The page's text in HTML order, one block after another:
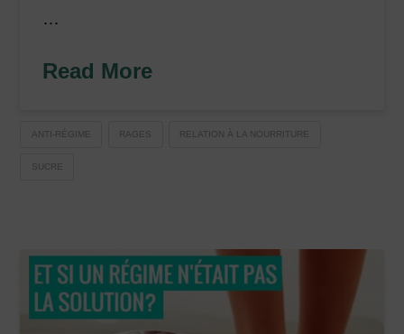
…
Read More
ANTI-RÉGIME RAGES RELATION À LA NOURRITURE
SUCRE